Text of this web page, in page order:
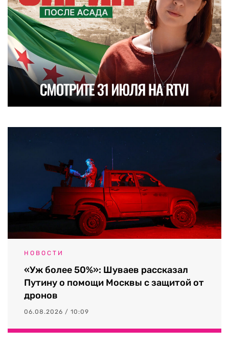
НОВОСТИ
«Уж более 50%»: Шуваев рассказал
Путину о помощи Москвы с защитой от
дронов
06.08.2026 / 10:09